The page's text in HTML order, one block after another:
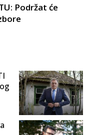
Podržat će